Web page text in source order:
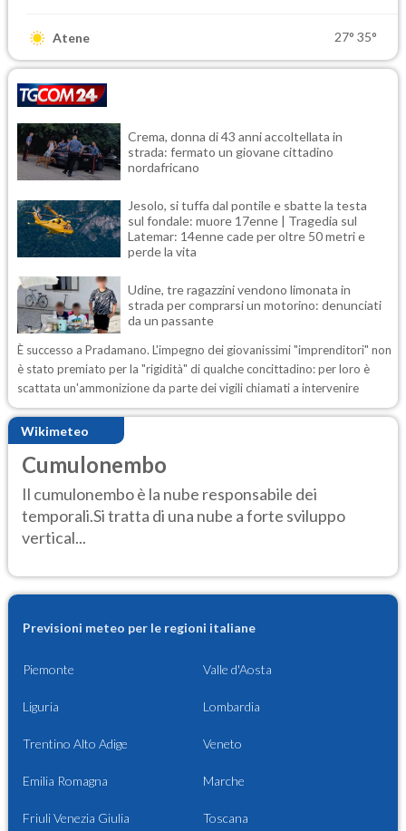
Atene 27° 35°
Crema, donna di 43 anni accoltellata in
strada: fermato un giovane cittadino
nordafricano
Jesolo, si tuffa dal pontile e sbatte la testa
sul fondale: muore 17enne | Tragedia sul
Latemar: 14enne cade per oltre 50 metri e
perde la vita
Udine, tre ragazzini vendono limonata in
strada per comprarsi un motorino: denunciati
da un passante
È successo a Pradamano. L'impegno dei giovanissimi "imprenditori" non
è stato premiato per la "rigidità" di qualche concittadino: per loro è
scattata un'ammonizione da parte dei vigili chiamati a intervenire
Wikimeteo
Cumulonembo
Il cumulonembo è la nube responsabile dei
temporali.Si tratta di una nube a forte sviluppo
vertical...
Previsioni meteo per le regioni italiane
Piemonte Valle d'Aosta
Liguria Lombardia
Trentino Alto Adige Veneto
Emilia Romagna Marche
Friuli Venezia Giulia Toscana